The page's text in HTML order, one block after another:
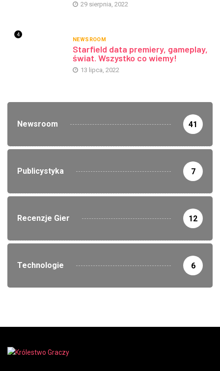
29 sierpnia, 2022
4
NEWSROOM
Starfield data premiery, gameplay,
świat. Wszystko co wiemy!
13 lipca, 2022
Newsroom 41
Publicystyka 7
Recenzje Gier 12
Technologie 6